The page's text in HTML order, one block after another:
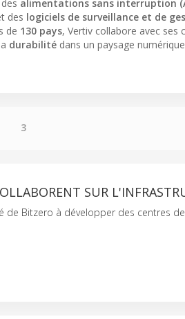
alimentations sans interruption
des logiciels de surveillance et de
de 130 pays, Vertiv collabore avec ses
durabilité dans un paysage
3
SUR
de Bitzero à développer des centres